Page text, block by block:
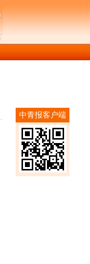
中青报客户端